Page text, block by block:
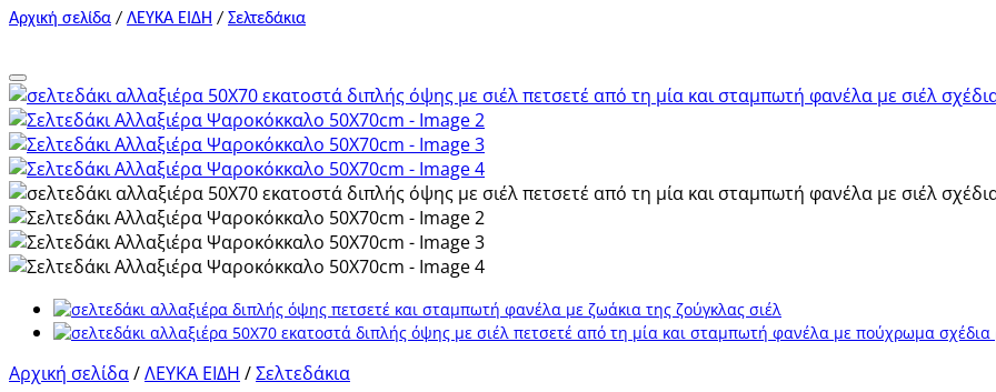
Αρχική σελίδα / ΛΕΥΚΑ ΕΙΔΗ / Σελτεδάκια
Αρχική σελίδα/ΛΕΥΚΑ ΕΙΔΗ /Σελτεδάκια